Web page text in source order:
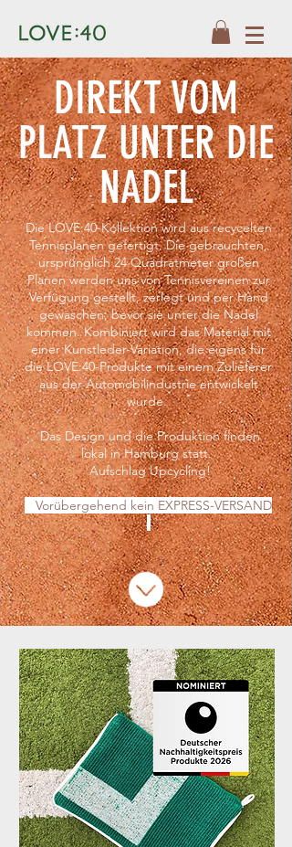
DIREKT VOM
PLATZ UNTER DIE
NADEL
Die LOVE:40-Kollektion wird aus recycelten
Tennisplanen gefertigt. Die gebrauchten,
ursprünglich 24 Quadratmeter großen
Planen werden uns von Tennisvereinen zur
Verfügung gestellt, zerlegt und per Hand
gewaschen, bevor sie unter die Nadel
kommen. Kombiniert wird das Material mit
einer Kunstleder-Variation, die eigens für
die LOVE:40-Produkte mit einem Zulieferer
aus der Automobilindustrie entwickelt
wurde.
Das Design und die Produktion finden
lokal in Hamburg statt.
Aufschlag Upcycling!
Vorübergehend kein EXPRESS-VERSAND